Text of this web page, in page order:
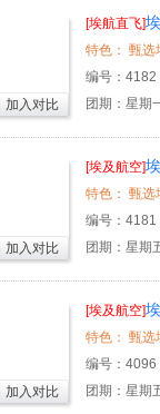
[埃航直飞]
编号： 4182
团期：星期
加入对比
[埃及航空]
编号： 4181
团期：星期
加入对比
[埃及航空]
编号： 4096
团期：星期
加入对比